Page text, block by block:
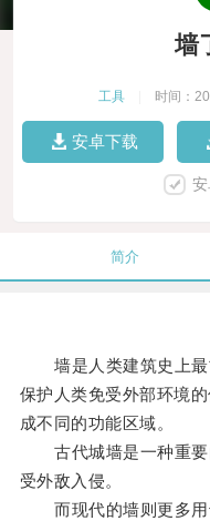
墙
工具 时间：
安卓下载
简介
墙是人类建筑史上最
保护人类免受外部环境
成不同的功能区域。
古代城墙是一种重要
受外敌入侵。
而现代的墙则更多用